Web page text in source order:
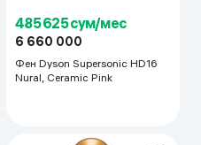
485 625 сум/мес
6 660 000
Фен Dyson Supersonic HD16
Nural, Ceramic Pink